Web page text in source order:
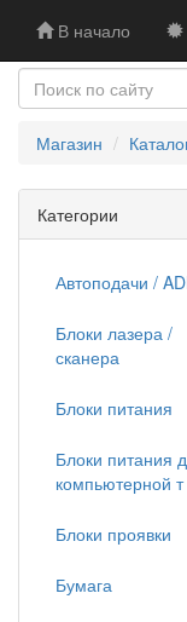
В начало
Магазин
Категории
Автоподачи /
Блоки лазера /
сканера
Блоки питания
Блоки питания
компьютерной т
Блоки проявки
Бумага